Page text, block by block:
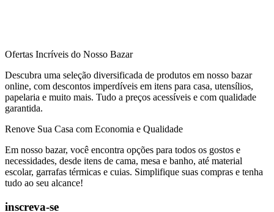
Ofertas Incríveis do Nosso Bazar
Descubra uma seleção diversificada de produtos em nosso bazar
online, com descontos imperdíveis em itens para casa, utensílios,
papelaria e muito mais. Tudo a preços acessíveis e com qualidade
garantida.
Renove Sua Casa com Economia e Qualidade
Em nosso bazar, você encontra opções para todos os gostos e
necessidades, desde itens de cama, mesa e banho, até material
escolar, garrafas térmicas e cuias. Simplifique suas compras e tenha
tudo ao seu alcance!
inscreva-se